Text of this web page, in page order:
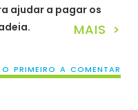
ajudar a pagar os
MAIS >
PRIMEIRO A COMENTAR